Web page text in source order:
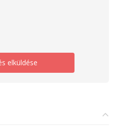
elküldése